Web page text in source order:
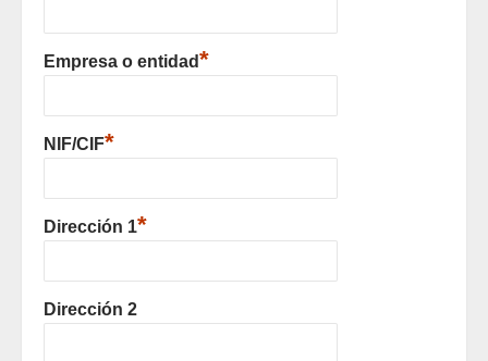
Empresa o entidad*
NIF/CIF*
Dirección 1*
Dirección 2